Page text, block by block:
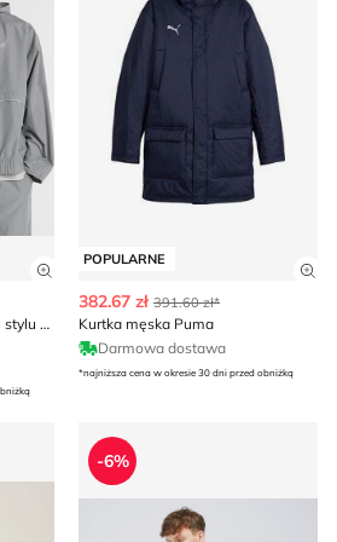
Zobacz szczegóły produktu
Kurtka męska w sportowym stylu New Balance
POPULARNE
382.67 zł 391.60 zł*
Kurtka męska Puma
Darmowa dostawa
*najniższa cena w okresie 30 dni przed obniżką
+ Ice Fila - Kurtka męska
-6%